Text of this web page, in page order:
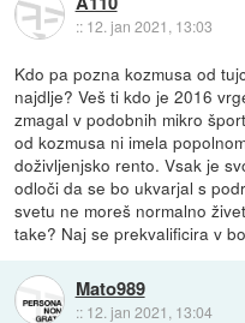
:: 12. jan 2021, 13:03
Kdo pa pozna kozmusa od
najdlje? Veš ti kdo je 2016
zmagal v podobnih mikro
od kozmusa ni imela
doživljenjsko rento. Vsak je
odloči da se bo ukvarjal s
svetu ne moreš normalno
take? Naj se prekvalificira v
Mato989
:: 12. jan 2021, 13:04